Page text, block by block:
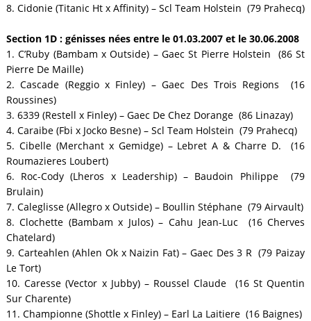
8. Cidonie (Titanic Ht x Affinity) – Scl Team Holstein (79 Prahecq)
Section 1D : génisses nées entre le 01.03.2007 et le 30.06.2008
1. C’Ruby (Bambam x Outside) – Gaec St Pierre Holstein (86 St
Pierre De Maille)
2. Cascade (Reggio x Finley) – Gaec Des Trois Regions (16
Roussines)
3. 6339 (Restell x Finley) – Gaec De Chez Dorange (86 Linazay)
4. Caraibe (Fbi x Jocko Besne) – Scl Team Holstein (79 Prahecq)
5. Cibelle (Merchant x Gemidge) – Lebret A & Charre D. (16
Roumazieres Loubert)
6. Roc-Cody (Lheros x Leadership) – Baudoin Philippe (79
Brulain)
7. Caleglisse (Allegro x Outside) – Boullin Stéphane (79 Airvault)
8. Clochette (Bambam x Julos) – Cahu Jean-Luc (16 Cherves
Chatelard)
9. Carteahlen (Ahlen Ok x Naizin Fat) – Gaec Des 3 R (79 Paizay
Le Tort)
10. Caresse (Vector x Jubby) – Roussel Claude (16 St Quentin
Sur Charente)
11. Championne (Shottle x Finley) – Earl La Laitiere (16 Baignes)